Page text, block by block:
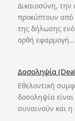
Δικαιοσύνη, την
προκύπτουν από
της δήλωσης
ορθή εφαρμογή…
Δοσοληψία
Εθελοντική
δοσοληψία
συναινούν και η